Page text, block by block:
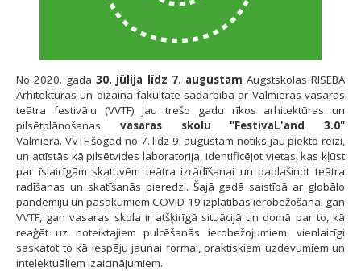
No 2020. gada30. jūlija līdz 7. augustam Augstskolas RISEBA
Arhitektūras un dizaina fakultāte sadarbībā ar Valmieras vasaras
teātra festivālu (VVTF) jau trešo gadu rīkos arhitektūras un
pilsētplānošanas vasaras skolu "FestivaL'and 3.0"
Valmierā. VVTF šogad no 7. līdz 9. augustam notiks jau piekto reizi,
un attīstās kā pilsētvides laboratorija, identificējot vietas, kas kļūst
par īslaicīgām skatuvēm teātra izrādīšanai un paplašinot teātra
radīšanas un skatīšanās pieredzi. Šajā gadā saistībā ar globālo
pandēmiju un pasākumiem COVID-19 izplatības ierobežošanai gan
VVTF, gan vasaras skola ir atšķirīgā situācijā un domā par to, kā
reaģēt uz noteiktajiem pulcēšanās ierobežojumiem, vienlaicīgi
saskatot to kā iespēju jaunai formai, praktiskiem uzdevumiem un
intelektuāliem izaicinājumiem.